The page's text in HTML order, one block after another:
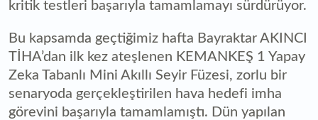
kritik testleri başarıyla tamamlamayı sürdürüyor.
Bu kapsamda geçtiğimiz hafta Bayraktar AKINCI
TİHA’dan ilk kez ateşlenen KEMANKEŞ 1 Yapay
Zeka Tabanlı Mini Akıllı Seyir Füzesi, zorlu bir
senaryoda gerçekleştirilen hava hedefi imha
görevini başarıyla tamamlamıştı. Dün yapılan